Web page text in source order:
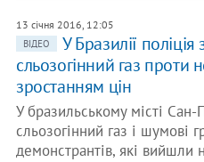
13 січня 2016, 12:05
ВІДЕО
У Бразилії поліція
сльозогінний газ проти
зростанням цін
У бразильському місті Сан-
сльозогінний газ і шумові
демонстрантів, які вийшли